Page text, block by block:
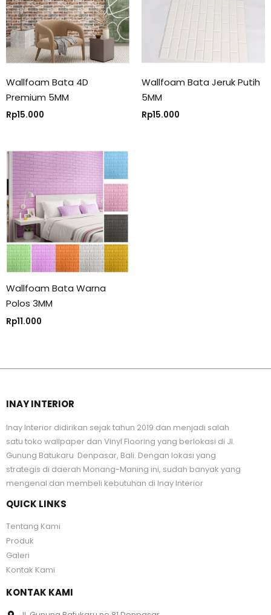
Wallfoam Bata 4D
Premium 5MM
Rp15.000
Wallfoam Bata Jeruk Putih
5MM
Rp15.000
Wallfoam Bata Warna
Polos 3MM
Rp11.000
INAY INTERIOR
Inay Interior didirikan sejak tahun 2019 dan menjadi salah
satu toko wallpaper dan Vinyl Flooring yang berlokasi di Jl.
Gunung Batukaru Denpasar, Bali. Dengan lokasi yang
strategis di daerah Monang-Maning ini, sudah banyak yang
mengenal dan membeli kebutuhan di Inay Interior
QUICK LINKS
Tentang Kami
Produk
Galeri
Kontak Kami
KONTAK KAMI